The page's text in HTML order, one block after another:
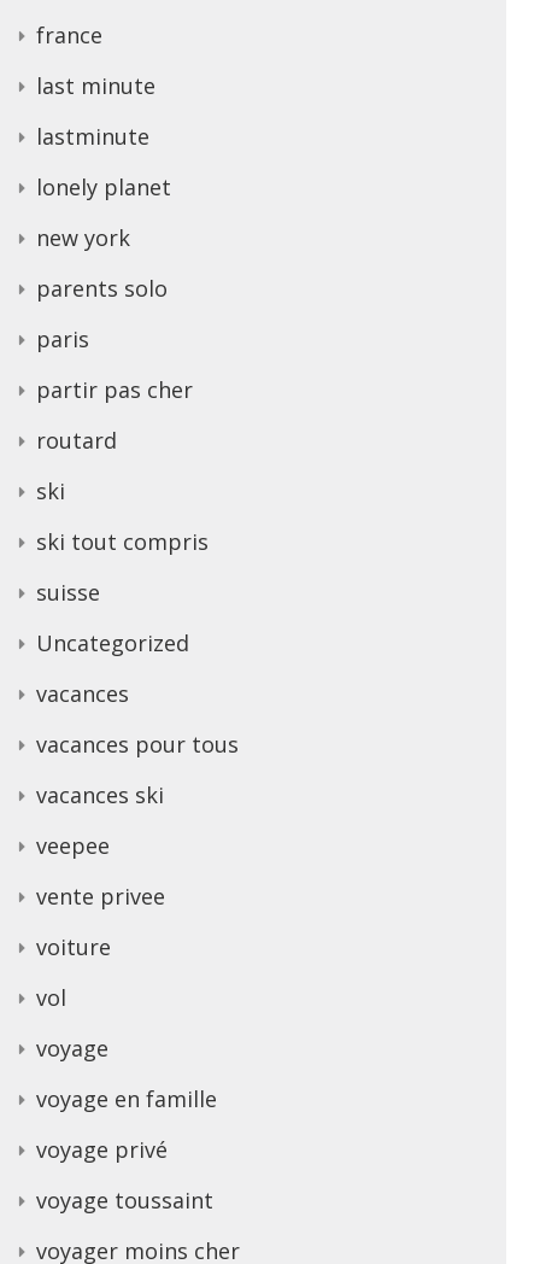
france
last minute
lastminute
lonely planet
new york
parents solo
paris
partir pas cher
routard
ski
ski tout compris
suisse
Uncategorized
vacances
vacances pour tous
vacances ski
veepee
vente privee
voiture
vol
voyage
voyage en famille
voyage privé
voyage toussaint
voyager moins cher